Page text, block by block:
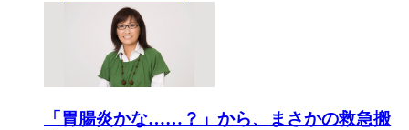
「胃腸炎かな……？」から、まさかの救急搬